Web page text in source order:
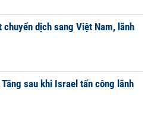
dịch sang Việt Nam, lãnh
sau khi Israel tấn công lãnh